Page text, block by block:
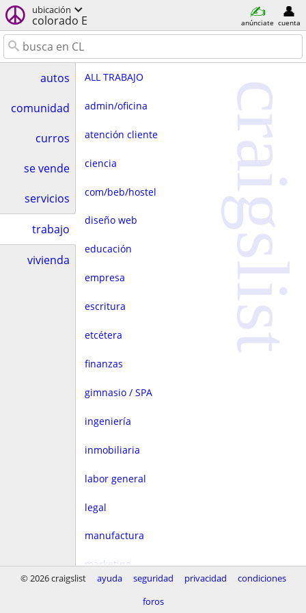
ubicación
colorado E anúnciate cuenta
autos
comunidad
curros
se vende
servicios
trabajo
vivienda
ALL TRABAJO
admin/oficina
atención cliente
ciencia
com/beb/hostel
diseño web
educación
empresa
escritura
etcétera
finanzas
gimnasio / SPA
ingeniería
inmobiliaria
labor general
legal
manufactura
marketing
craigslist
© 2026 craigslist ayuda seguridad privacidad
condiciones
foros